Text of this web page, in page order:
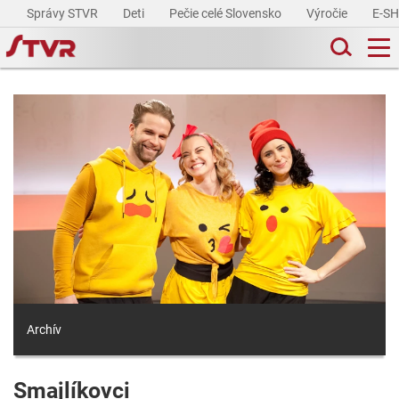
Správy STVR Deti Pečie celé Slovensko Výročie E-
Archív
Smajlíkovci